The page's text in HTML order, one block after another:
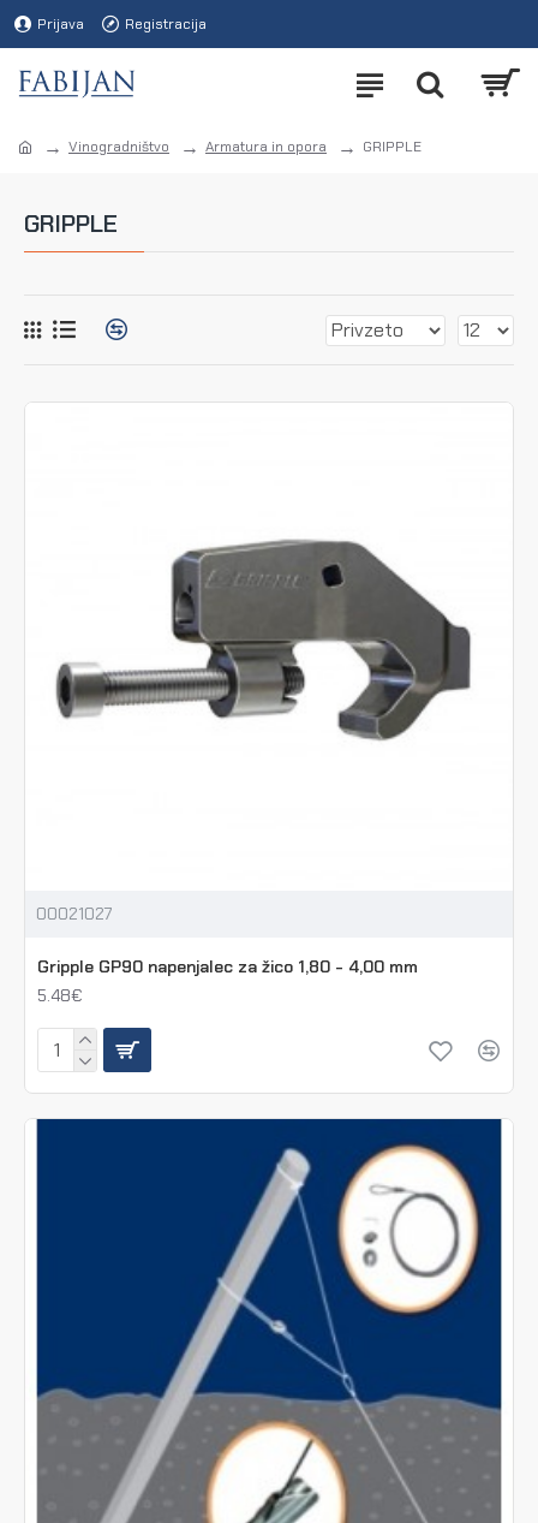
Prijava Registracija
Vinogradništvo Armatura in opora GRIPPLE
GRIPPLE
00021027
Gripple GP90 napenjalec za žico 1,80 - 4,00 mm
5.48€